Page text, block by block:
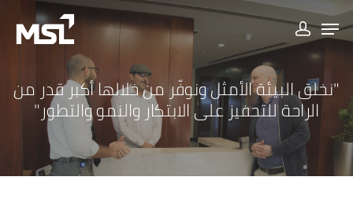
"نخلق البيئة الأمثل ونوفّر من خلالها أكبر قدر من
الراحة للتحفيز على الابتكار والنمو والتطور"